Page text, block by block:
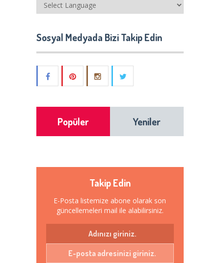
Sosyal Medyada Bizi Takip Edin
Popüler Yeniler
Takip Edin
E-Posta listemize abone olarak son
güncellemeleri mail ile alabilirsiniz.